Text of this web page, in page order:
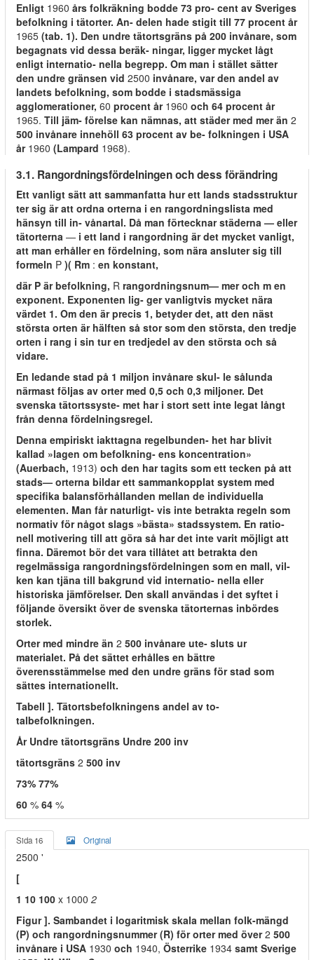
Enligt 1960 års folkräkning bodde 73 pro- cent av Sveriges
befolkning i tätorter. An- delen hade stigit till 77 procent år
1965 (tab. 1). Den undre tätortsgräns på 200 invånare, som
begagnats vid dessa beräk- ningar, ligger mycket lågt
enligt internatio- nella begrepp. Om man i stället sätter
den undre gränsen vid 2500 invånare, var den andel av
landets befolkning, som bodde i stadsmässiga
agglomerationer, 60 procent år 1960 och 64 procent år
1965. Till jäm- förelse kan nämnas, att städer med mer än 2
500 invånare innehöll 63 procent av be- folkningen i USA
år 1960 (Lampard 1968).
3.1. Rangordningsfördelningen och dess förändring
Ett vanligt sätt att sammanfatta hur ett lands stadsstruktur
ter sig är att ordna orterna i en rangordningslista med
hänsyn till in- vånartal. Då man förtecknar städerna — eller
tätorterna — i ett land i rangordning är det mycket vanligt,
att man erhåller en fördelning, som nära ansluter sig till
formeln P )( Rm : en konstant,
där P är befolkning, R rangordningsnum— mer och m en
exponent. Exponenten lig- ger vanligtvis mycket nära
värdet 1. Om den är precis 1, betyder det, att den näst
största orten är hälften så stor som den största, den tredje
orten i rang i sin tur en tredjedel av den största och så
vidare.
En ledande stad på 1 miljon invånare skul- le sålunda
närmast följas av orter med 0,5 och 0,3 miljoner. Det
svenska tätortssyste- met har i stort sett inte legat långt
från denna fördelningsregel.
Denna empiriskt iakttagna regelbunden- het har blivit
kallad »lagen om befolkning- ens koncentration»
(Auerbach, 1913) och den har tagits som ett tecken på att
stads— orterna bildar ett sammankopplat system med
specifika balansförhållanden mellan de individuella
elementen. Man får naturligt- vis inte betrakta regeln som
normativ för något slags »bästa» stadssystem. En ratio-
nell motivering till att göra så har det inte varit möjligt att
finna. Däremot bör det vara tillåtet att betrakta den
regelmässiga rangordningsfördelningen som en mall, vil-
ken kan tjäna till bakgrund vid internatio- nella eller
historiska jämförelser. Den skall användas i det syftet i
följande översikt över de svenska tätorternas inbördes
storlek.
Orter med mindre än 2 500 invånare ute- sluts ur
materialet. På det sättet erhålles en bättre
överensstämmelse med den undre gräns för stad som
sättes internationellt.
Tabell ]. Tätortsbefolkningens andel av to-
talbefolkningen.
År Undre tätortsgräns Undre 200 inv
tätortsgräns 2 500 inv
73% 77%
60 % 64 %
Sida 16 Original
2500 '
[
1 10 100 x 1000 2
Figur ]. Sambandet i logaritmisk skala mellan folk-mängd
(P) och rangordningsnummer (R) för orter med över2 500
invånare i USA 1930 och 1940, Österrike 1934 samt Sverige